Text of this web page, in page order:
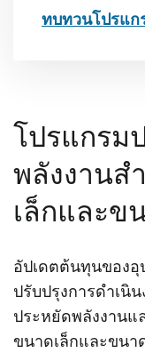
ทบทวนโปรแก
โปรแกรม
พลังงานสํ
เล็กและข
อัปเดตต้นทุนของ
ปรับปรุงการดําเนิ
ประหยัดพลังงานแ
ขนาดเล็กและขนา